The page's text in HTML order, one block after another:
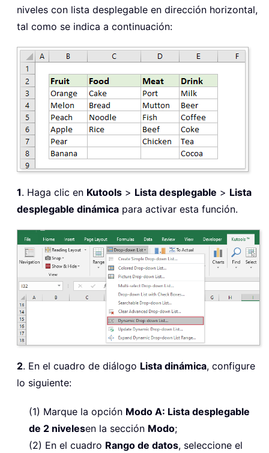
niveles con lista desplegable en dirección horizontal,
tal como se indica a continuación:
1. Haga clic en Kutools > Lista desplegable > Lista
desplegable dinámica para activar esta función.
2. En el cuadro de diálogo Lista dinámica, configure
lo siguiente:
(1) Marque la opción Modo A: Lista desplegable
de 2 nivelesen la sección Modo;
(2) En el cuadro Rango de datos, seleccione el